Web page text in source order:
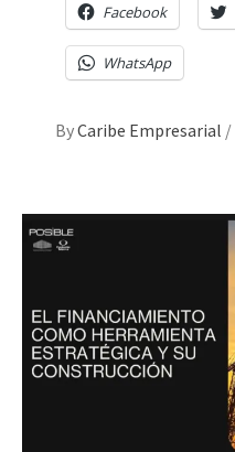
Facebook
WhatsApp
ByCaribe Empresarial /